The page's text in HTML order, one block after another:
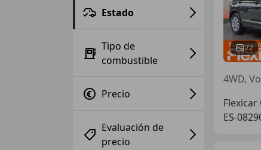
Estado
Tipo de
combustible
Precio
Evaluación de
precio
22
Flexicar
ES-